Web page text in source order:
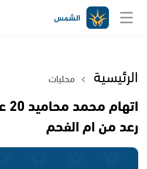
الرئيسية محليات
رعد من ام الفحم